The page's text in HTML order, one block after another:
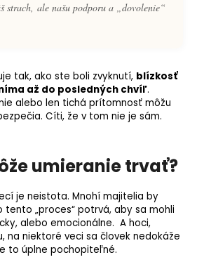
strach, ale našu podporu a „dovolenie“
tak, ako ste boli zvyknutí, blízkosť
až do posledných chvíľ.
alebo len tichá prítomnosť môžu
Cíti, že v tom nie je sám.
umieranie trvať?
je neistota. Mnohí majitelia by
tento „proces“ potrvá, aby sa mohli
alebo emocionálne. A hoci,
na niektoré veci sa človek nedokáže
to úplne pochopiteľné.